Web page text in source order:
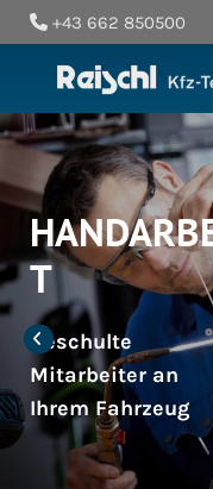
 +43 662 850500
T
Geschulte
Mitarbeiter an
Ihrem Fahrzeug